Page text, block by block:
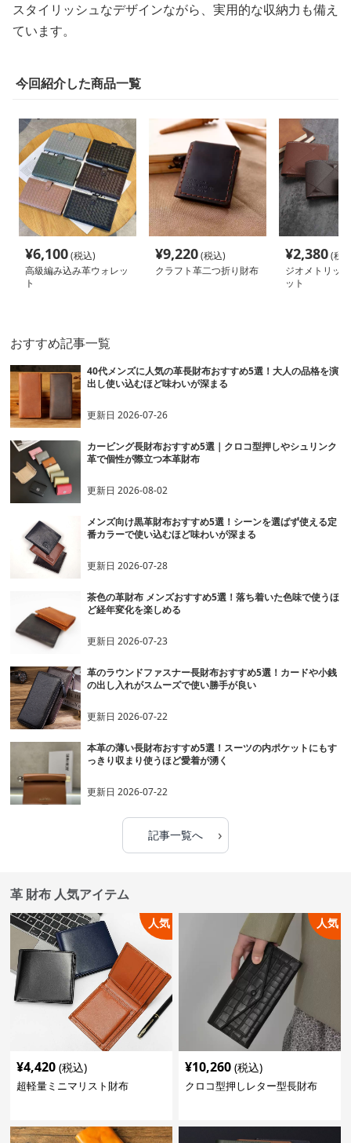
スタイリッシュなデザインながら、実用的な収納力も備え
ています。
今回紹介した商品一覧
¥6,100(税込)
高級編み込み革ウォレッ
ト
¥9,220(税込)
クラフト革二つ折り財布
¥2,380(税
ジオメトリッ
ット
おすすめ記事一覧
40代メンズに人気の革長財布おすすめ5選！大人の品格を演
出し使い込むほど味わいが深まる
更新日2026-07-26
カービング長財布おすすめ5選｜クロコ型押しやシュリンク
革で個性が際立つ本革財布
更新日2026-08-02
メンズ向け黒革財布おすすめ5選！シーンを選ばず使える定
番カラーで使い込むほど味わいが深まる
更新日2026-07-28
茶色の革財布 メンズおすすめ5選！落ち着いた色味で使うほ
ど経年変化を楽しめる
更新日2026-07-23
革のラウンドファスナー長財布おすすめ5選！カードや小銭
の出し入れがスムーズで使い勝手が良い
更新日2026-07-22
本革の薄い長財布おすすめ5選！スーツの内ポケットにもす
っきり収まり使うほど愛着が湧く
更新日2026-07-22
記事一覧へ ›
革 財布 人気アイテム
人気
¥4,420 (税込)
超軽量ミニマリスト財布
人気
¥10,260 (税込)
クロコ型押しレター型長財布